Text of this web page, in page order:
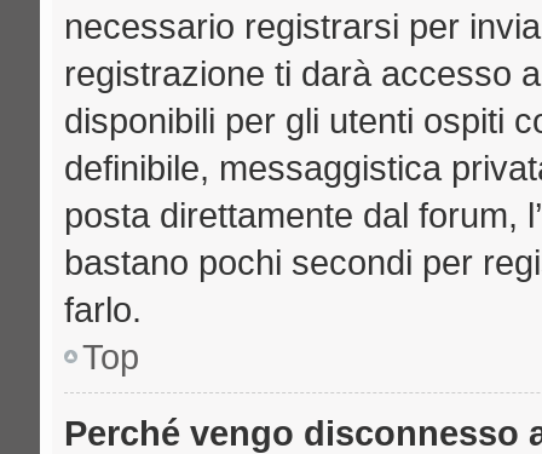
necessario registrarsi per
registrazione ti darà accesso
disponibili per gli utenti ospiti
definibile, messaggistica
posta direttamente dal forum,
bastano pochi secondi per
farlo.
Top
Perché vengo disconnesso